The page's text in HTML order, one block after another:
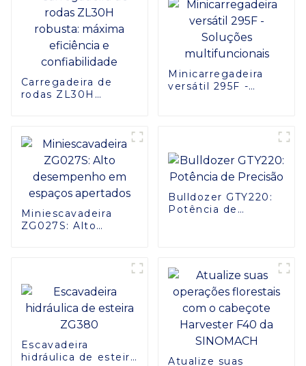
Carregadeira de
rodas ZL30H
Minicarregadeira
versátil 295F -
Miniescavadeira
ZG027S: Alto
Bulldozer GTY220:
Potência de
Escavadeira
hidráulica de esteira
Atualize suas